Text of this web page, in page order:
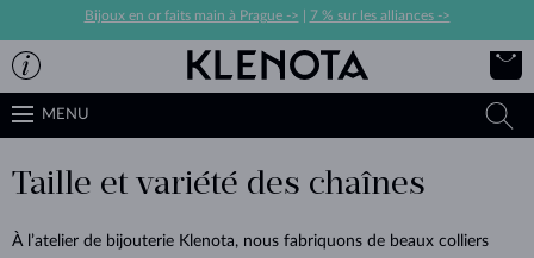
Bijoux en or faits main à Prague -> 7 % sur les alliances ->
MENU
Taille et variété des chaînes
À l’atelier de bijouterie Klenota, nous fabriquons de beaux colliers